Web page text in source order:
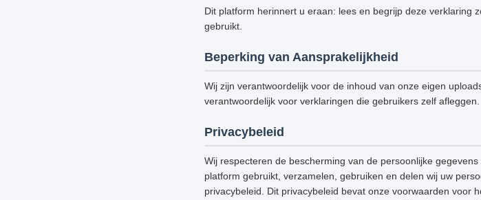
Dit platform herinnert u eraan: lees en begrijp deze verklaring
gebruikt.
Beperking van Aansprakelijkheid
Wij zijn verantwoordelijk voor de inhoud van onze eigen
verantwoordelijk voor verklaringen die gebruikers zelf afleggen.
Privacybeleid
Wij respecteren de bescherming van de persoonlijke
platform gebruikt, verzamelen, gebruiken en delen wij uw
privacybeleid. Dit privacybeleid bevat onze voorwaarden voor